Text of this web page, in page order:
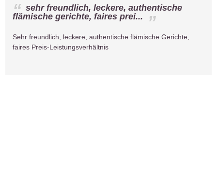
sehr freundlich, leckere, authentische
flämische gerichte, faires prei...
Sehr freundlich, leckere, authentische flämische Gerichte,
faires Preis-Leistungsverhältnis